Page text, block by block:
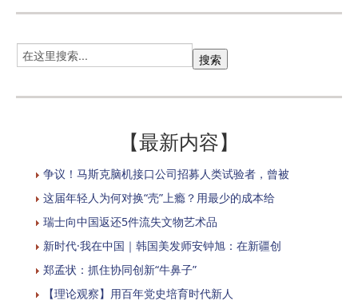
【最新内容】
争议！马斯克脑机接口公司招募人类试验者，曾被
这届年轻人为何对换“壳”上瘾？用最少的成本给
瑞士向中国返还5件流失文物艺术品
新时代·我在中国｜韩国美发师安钟旭：在新疆创
郑孟状：抓住协同创新“牛鼻子”
【理论观察】用百年党史培育时代新人